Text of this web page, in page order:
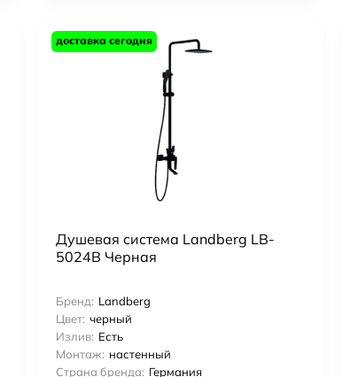
доставка сегодня
Душевая система Landberg LB-
5024B Черная
Бренд: Landberg
Цвет: черный
Излив: Есть
Монтаж: настенный
Страна бренда: Германия